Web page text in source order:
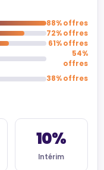
88% offres
72% offres
61% offres
54%
offres
38% offres
10%
Intérim